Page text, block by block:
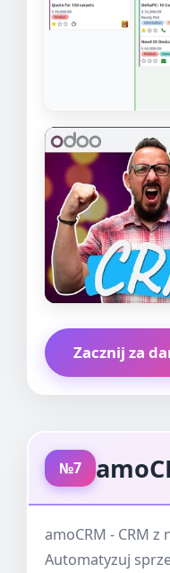
Zacznij za
№7
amoCRM - CRM
Automatyzuj